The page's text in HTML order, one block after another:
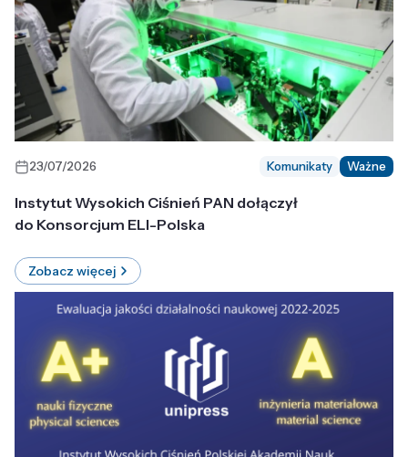
23/07/2026 Komunikaty Ważne
Instytut Wysokich Ciśnień PAN dołączył
do Konsorcjum ELI-Polska
Zobacz więcej